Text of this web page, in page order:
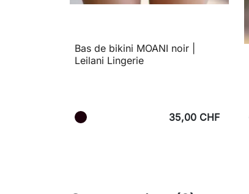
Bas de bikini MOANI noir |
Leilani Lingerie
35,00 CHF